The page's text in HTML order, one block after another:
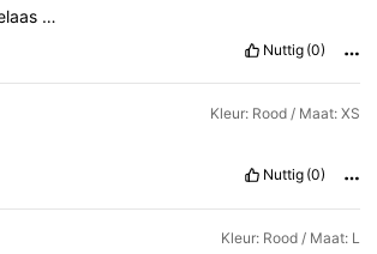
…
Nuttig (0)
Kleur: Rood / Maat: XS
Nuttig (0)
Kleur: Rood / Maat: L